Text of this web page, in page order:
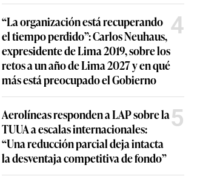
“La organización está recuperando
el tiempo perdido”: Carlos Neuhaus,
expresidente de Lima 2019, sobre los
retos a un año de Lima 2027 y en qué
más está preocupado el Gobierno
4
Aerolíneas responden a LAP sobre la
TUUA a escalas internacionales:
“Una reducción parcial deja intacta
la desventaja competitiva de fondo”
5